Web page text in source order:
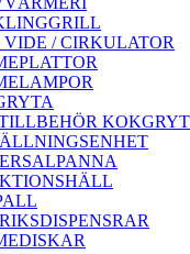
VIDE / CIRKULATOR